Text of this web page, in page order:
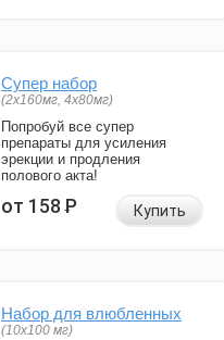
Супер набор
(2х160мг, 4х80мг)
Попробуй все супер
препараты для усиления
эрекции и продления
полового акта!
от 158Р Купить
Набор для влюбленных
(10х100 мг)